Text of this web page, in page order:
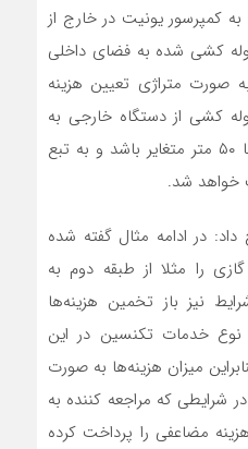
کمپرسور یونیت در خارج از
کشی شده به فضای داخلی
صورت متراژی تعیین هزینه
کشی از دستگاه خارجی به
داخلی ممکن است از ۵ متر تا ۵۰ متر متغایر باشد و به تبع
خواهد شد.
در ادامه مثال گفته شده
را مثلا از طبقه دوم به
نیز باز تخمین هزینه‌ها
نوع خدمات تکنسین در این
میزان هزینه‌ها به صورت
شرایطی که مراجعه کننده به
مضاعفی را پرداخت کرده